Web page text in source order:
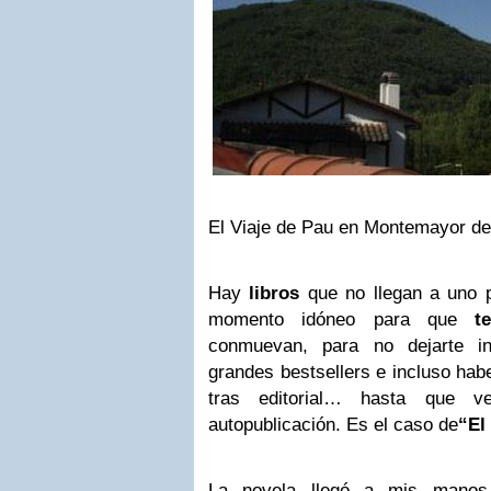
El Viaje de Pau en Montemayor
Hay libros que no llegan a uno
momento idóneo para que
conmuevan, para no dejarte
grandes bestsellers e incluso
tras editorial… hasta que
autopublicación. Es el caso de“El